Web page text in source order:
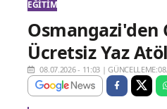
EĞITIM
Osmangazi'den
Ücretsiz Yaz
08.07.2026 - 11:03 |